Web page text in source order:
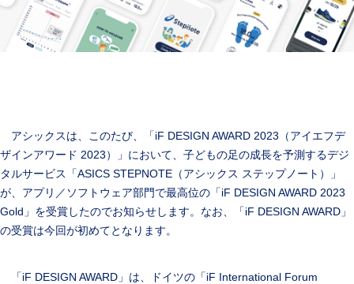
アシックスは、このたび、「iF DESIGN AWARD 2023（アイエフデ
ザインアワード 2023）」において、子どもの足の成長を予測するデジ
タルサービス「ASICS STEPNOTE（アシックス ステップノート）」
が、アプリ／ソフトウェア部門で最高位の「iF DESIGN AWARD 2023
Gold」を受賞したのでお知らせします。なお、「iF DESIGN AWARD」
の受賞は今回が初めてとなります。
「iF DESIGN AWARD」は、ドイツの「iF International Forum